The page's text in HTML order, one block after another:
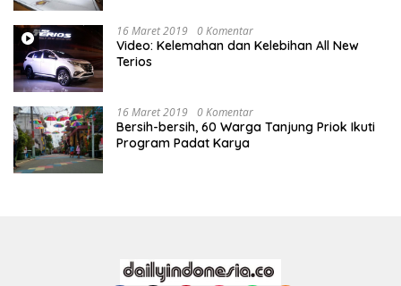
16 Maret 2019 0 Komentar
Video: Kelemahan dan Kelebihan All New
Terios
16 Maret 2019 0 Komentar
Bersih-bersih, 60 Warga Tanjung Priok Ikuti
Program Padat Karya